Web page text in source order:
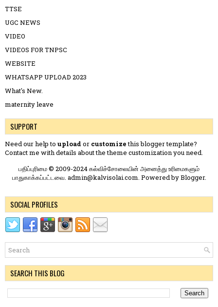
TTSE
UGC NEWS
VIDEO
VIDEOS FOR TNPSC
WEBSITE
WHATSAPP UPLOAD 2023
What's New.
maternity leave
SUPPORT
Need our help to upload or customizethis blogger template?
Contact me with details about the theme customization you need.
பதிப்புரிமை © 2009-2024 கல்விச்சோலையின் அனைத்து உரிமைகளும்
பாதுகாக்கப்பட்டவை. admin@kalvisolai.com. Powered byBlogger.
SOCIAL PROFILES
SEARCH THIS BLOG